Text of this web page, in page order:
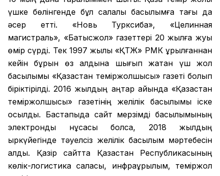
үшке бөлінгенде бұл салалық басылымға тағы да
әсер етті. «Новь Турксиба», «Целинная
магистраль», «Батысжол» газеттері 20 жылға жуық
өмір сүрді. Тек 1997 жылы «ҚТЖ» РМК құрылғаннан
кейін бұрын өз алдына шығып жатқан үш жол
басылымы «Қазақстан теміржолшысы» газеті болып
біріктірілді. 2016 жылдың қаңтар айында «Қазақстан
теміржолшысы» газетінің желілік басылымы іске
қосылды. Бастапқыда сайт мерзімді басылымының
электронды нұсқасы болса, 2018 жылдың
қыркүйегінде тәуелсіз желілік басылым мәртебесін
алды. Қазір сайтта Қазақстан Республикасының
көлік-логистика саласы, инфрақұрылым, теміржол